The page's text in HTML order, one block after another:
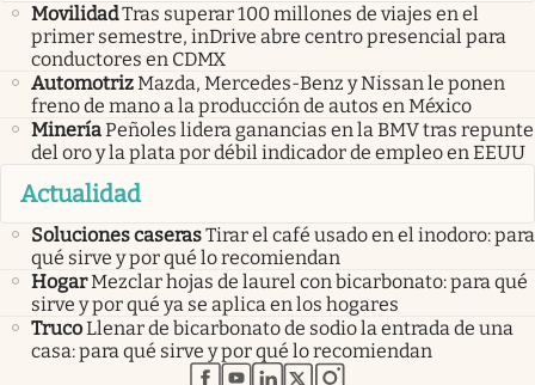
MovilidadTras superar 100 millones de viajes en el
primer semestre, inDrive abre centro presencial para
conductores en CDMX
AutomotrizMazda, Mercedes-Benz y Nissan le ponen
freno de mano a la producción de autos en México
MineríaPeñoles lidera ganancias en la BMV tras repunte
del oro y la plata por débil indicador de empleo en EEUU
Actualidad
Soluciones caserasTirar el café usado en el inodoro: para
qué sirve y por qué lo recomiendan
HogarMezclar hojas de laurel con bicarbonato: para qué
sirve y por qué ya se aplica en los hogares
TrucoLlenar de bicarbonato de sodio la entrada de una
casa: para qué sirve y por qué lo recomiendan
abre en nueva pestaña
abre en nueva pestaña
abre en nueva pestaña
abre en nueva pestaña
abre en nueva pestaña